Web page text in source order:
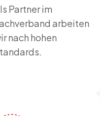
Partner im
arbeiten
nach hohen